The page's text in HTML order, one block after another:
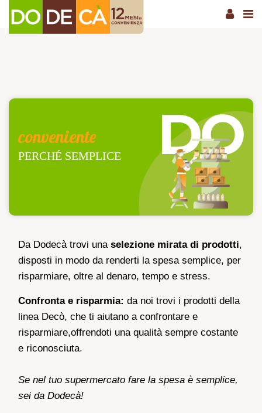
conveniente
PERCHÉ SEMPLICE
Da Dodecà trovi una selezione mirata di prodotti,
disposti in modo da renderti la spesa semplice, per
risparmiare, oltre al denaro, tempo e stress.
Confronta e risparmia: da noi trovi i prodotti della
linea Decò, che ti aiutano a confrontare e
risparmiare,offrendoti una qualità sempre costante
e riconosciuta.
Se nel tuo supermercato fare la spesa è semplice,
sei da Dodecà!